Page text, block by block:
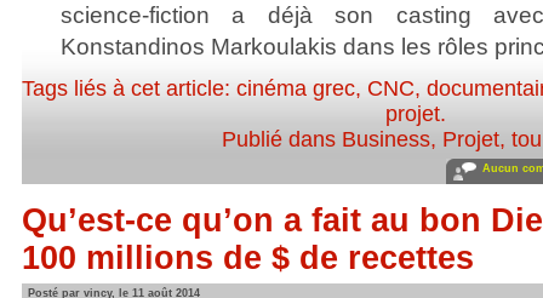
science-fiction a déjà son casting
Konstandinos Markoulakis dans les rôles
Tags liés à cet article:cinéma grec, CNC,
projet.
Publié dans Business, Projet,
Aucun
Qu’est-ce qu’on a fait au bon
100 millions de $ de recettes
Posté par vincy, le 11 août 2014